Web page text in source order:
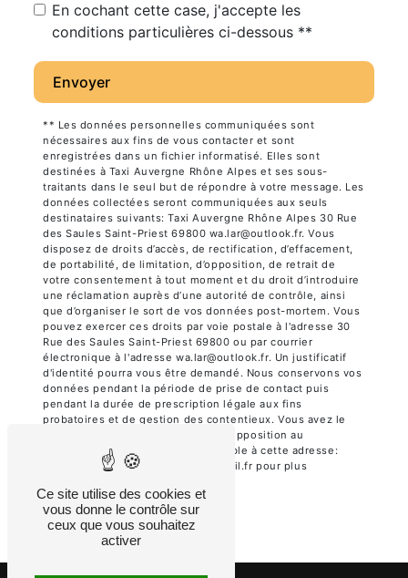
En cochant cette case, j'accepte les
conditions particulières ci-dessous **
Envoyer
** Les données personnelles communiquées sont
nécessaires aux fins de vous contacter et sont
enregistrées dans un fichier informatisé. Elles sont
destinées à Taxi Auvergne Rhône Alpes et ses sous-
traitants dans le seul but de répondre à votre message. Les
données collectées seront communiquées aux seuls
destinataires suivants: Taxi Auvergne Rhône Alpes 30 Rue
des Saules Saint-Priest 69800 wa.lar@outlook.fr. Vous
disposez de droits d’accès, de rectification, d’effacement,
de portabilité, de limitation, d’opposition, de retrait de
votre consentement à tout moment et du droit d’introduire
une réclamation auprès d’une autorité de contrôle, ainsi
que d’organiser le sort de vos données post-mortem. Vous
pouvez exercer ces droits par voie postale à l'adresse 30
Rue des Saules Saint-Priest 69800 ou par courrier
électronique à l'adresse wa.lar@outlook.fr. Un justificatif
d'identité pourra vous être demandé. Nous conservons vos
données pendant la période de prise de contact puis
pendant la durée de prescription légale aux fins
probatoires et de gestion des contentieux. Vous avez le
droit de vous inscrire sur la liste d'opposition au
démarchage téléphonique, disponible à cette adresse:
Bloctel.gouv.fr
. Consultez le site cnil.fr pour plus
Ce site utilise des cookies et
vous donne le contrôle sur
ceux que vous souhaitez
activer